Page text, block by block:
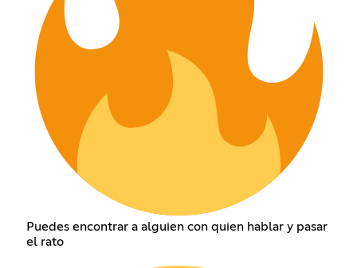
Puedes encontrar a alguien con quien hablar y pasar
el rato